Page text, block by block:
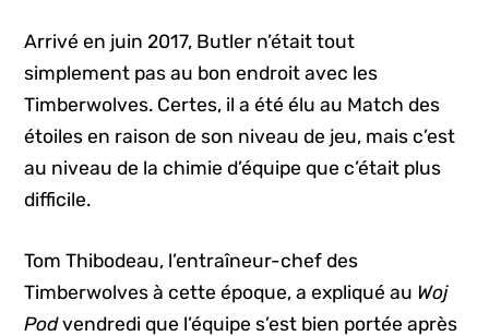
Arrivé en juin 2017, Butler n’était tout
simplement pas au bon endroit avec les
Timberwolves. Certes, il a été élu au Match des
étoiles en raison de son niveau de jeu, mais c’est
au niveau de la chimie d’équipe que c’était plus
difficile.
Tom Thibodeau, l’entraîneur-chef des
Timberwolves à cette époque, a expliqué au Woj
Podvendredi que l’équipe s’est bien portée après